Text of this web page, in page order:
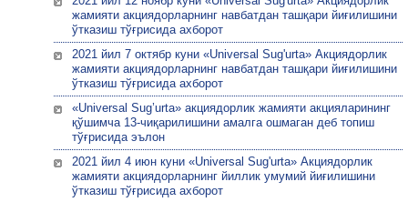
жамияти акциядорларнинг навбатдан ташқари йиғилишини
ўтказиш тўғрисида ахборот
2021 йил 7 октябр куни «Universal Sug'urta» Акциядорлик
жамияти акциядорларнинг навбатдан ташқари йиғилишини
ўтказиш тўғрисида ахборот
«Universal Sug’urta» акциядорлик жамияти акцияларининг
қўшимча 13-чиқарилишини амалга ошмаган деб топиш
тўғрисида эълон
2021 йил 4 июн куни «Universal Sug'urta» Акциядорлик
жамияти акциядорларнинг йиллик умумий йиғилишини
ўтказиш тўғрисида ахборот